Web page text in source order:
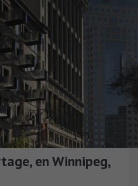
en Winnipeg,